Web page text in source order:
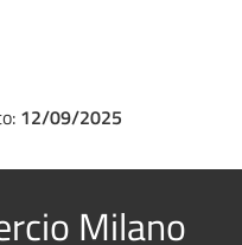
12/09/2025
Milano